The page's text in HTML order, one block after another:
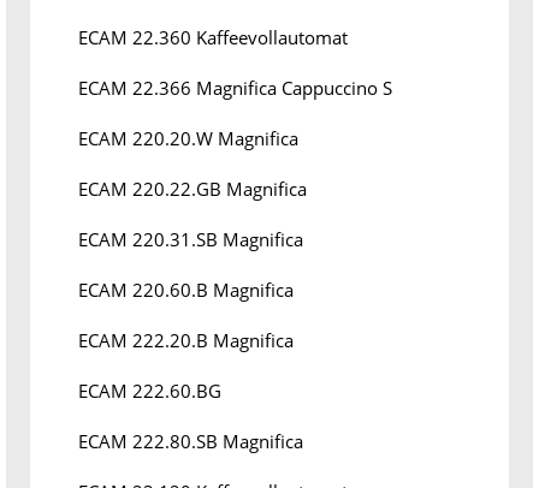
ECAM 22.360 Kaffeevollautomat
ECAM 22.366 Magnifica Cappuccino S
ECAM 220.20.W Magnifica
ECAM 220.22.GB Magnifica
ECAM 220.31.SB Magnifica
ECAM 220.60.B Magnifica
ECAM 222.20.B Magnifica
ECAM 222.60.BG
ECAM 222.80.SB Magnifica